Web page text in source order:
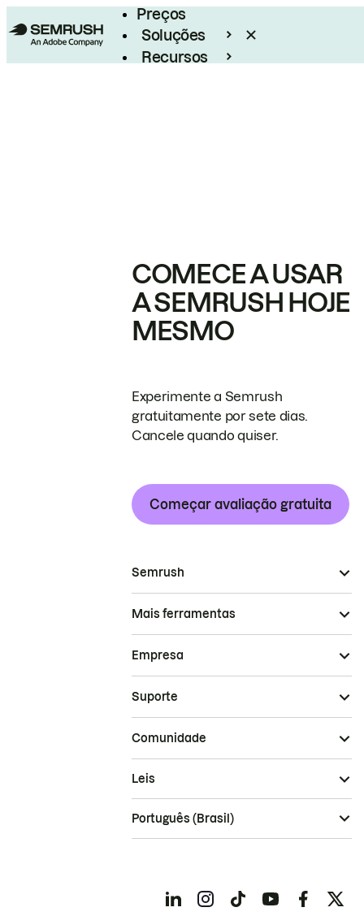
Preços
Soluções
Recursos
COMECE A USAR
A SEMRUSH HOJE
MESMO
Experimente a Semrush
gratuitamente por sete dias.
Cancele quando quiser.
Começar avaliação gratuita
Semrush
Mais ferramentas
Empresa
Suporte
Comunidade
Leis
Português (Brasil)